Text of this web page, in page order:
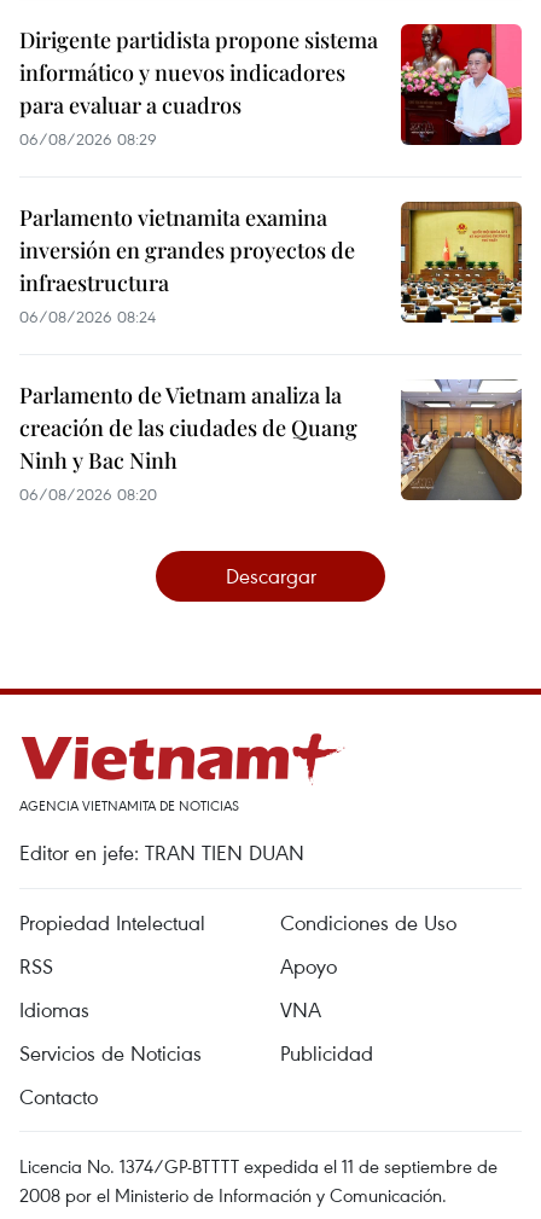
Dirigente partidista propone sistema
informático y nuevos indicadores
para evaluar a cuadros
06/08/2026 08:29
Parlamento vietnamita examina
inversión en grandes proyectos de
infraestructura
06/08/2026 08:24
Parlamento de Vietnam analiza la
creación de las ciudades de Quang
Ninh y Bac Ninh
06/08/2026 08:20
Descargar
AGENCIA VIETNAMITA DE NOTICIAS
Editor en jefe: TRAN TIEN DUAN
Propiedad Intelectual
Condiciones de Uso
RSS
Apoyo
Idiomas
VNA
Servicios de Noticias
Publicidad
Contacto
Licencia No. 1374/GP-BTTTT expedida el 11 de septiembre de
2008 por el Ministerio de Información y Comunicación.